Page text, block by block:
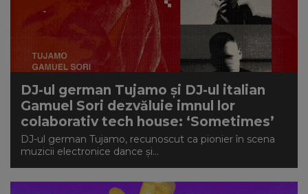
DJ-ul german Tujamo și DJ-ul italian
Gamuel Sori dezvăluie imnul lor
colaborativ tech house: ‘Sometimes’
DJ-ul german Tujamo, recunoscut ca pionier în scena
muzicii electronice dance și...